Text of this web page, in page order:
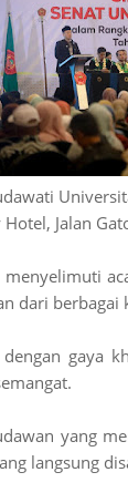
Jalan
menyelimuti
dari berbagai
gaya
yang
langsung